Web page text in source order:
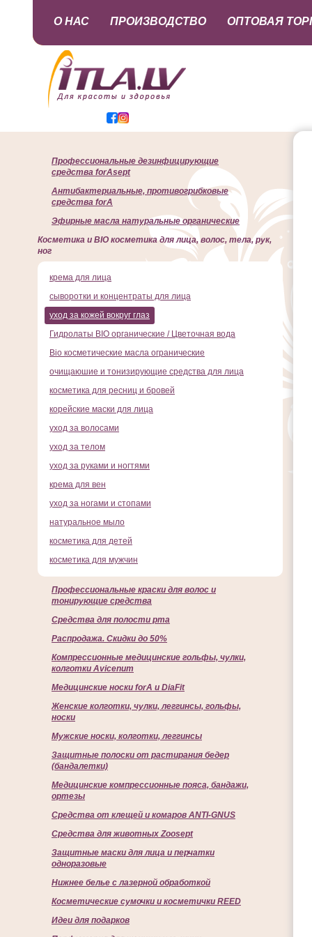
О НАС ПРОИЗВОДСТВО ОПТОВАЯ
Профессиональные дезинфицирующие
средства forAsept
Антибактериальные, противогрибковые
средства forA
Эфирные масла натуральные органические
Косметика и BIO косметика для лица, волос, тела, рук,
ног
крема для лица
сыворотки и концентраты для лица
уход за кожей вокруг глаз
Гидролаты BIO органические / Цветочная вода
Bio косметические масла огранические
очищаюшие и тонизирующие средства для лица
косметика для ресниц и бровей
корейские маски для лица
уход за волосами
уход за телом
уход за руками и ногтями
крема для вен
уход за ногами и стопами
натуральное мыло
косметика для детей
косметика для мужчин
Профессиональные краски для волос и
тонирующие средства
Cредства для полости рта
Распродажа. Скидки до 50%
Компрессионные медицинские гольфы, чулки,
колготки Avicenum
Медицинские носки forA и DiaFit
Женские колготки, чулки, леггинсы, гольфы,
носки
Мужские носки, колготки, леггинсы
Защитные полоски от растирания бедер
(бандалетки)
Медицинские компрессионные пояса, бандажи,
ортезы
Средства от клещей и комаров ANTI-GNUS
Средства для животных Zoosept
Защитные маски для лица и перчатки
одноразовые
Нижнее белье с лазерной обработкой
Косметические сумочки и косметички REED
Идеи для подарков